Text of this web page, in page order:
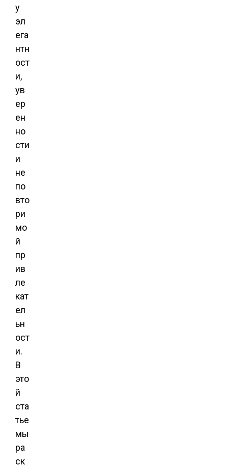
у
эл
ега
нтн
ост
и,
ув
ер
ен
но
сти
и
не
по
вто
ри
мо
й
пр
ив
ле
кат
ел
ьн
ост
и.
В
это
й
ста
тье
мы
ра
ск